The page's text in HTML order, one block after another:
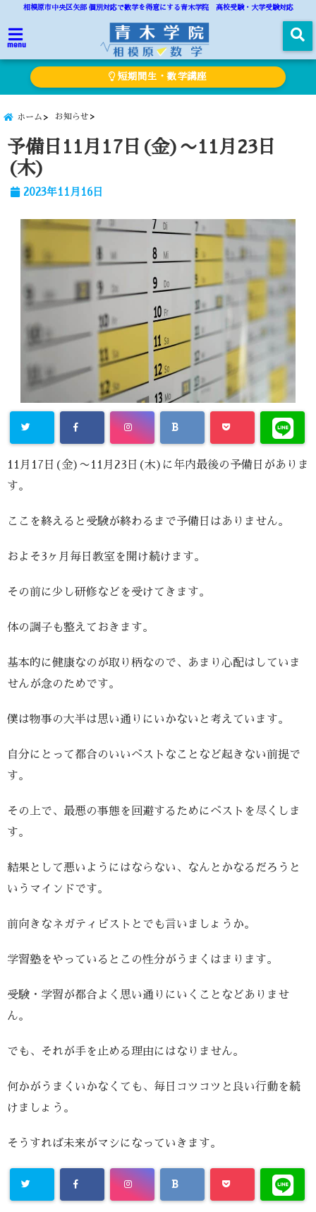
相模原市中央区矢部 個別対応で数学を得意にする青木学院 高校受験・大学受験対応
menu
短期間生・数学講座
ホーム お知らせ
予備日11月17日(金)〜11月23日
(木)
2023年11月16日
11月17日(金)〜11月23日(木)に年内最後の予備日がありま
す。
ここを終えると受験が終わるまで予備日はありません。
およそ3ヶ月毎日教室を開け続けます。
その前に少し研修などを受けてきます。
体の調子も整えておきます。
基本的に健康なのが取り柄なので、あまり心配はしていま
せんが念のためです。
僕は物事の大半は思い通りにいかないと考えています。
自分にとって都合のいいベストなことなど起きない前提で
す。
その上で、最悪の事態を回避するためにベストを尽くしま
す。
結果として悪いようにはならない、なんとかなるだろうと
いうマインドです。
前向きなネガティビストとでも言いましょうか。
学習塾をやっているとこの性分がうまくはまります。
受験・学習が都合よく思い通りにいくことなどありませ
ん。
でも、それが手を止める理由にはなりません。
何かがうまくいかなくても、毎日コツコツと良い行動を続
けましょう。
そうすれば未来がマシになっていきます。